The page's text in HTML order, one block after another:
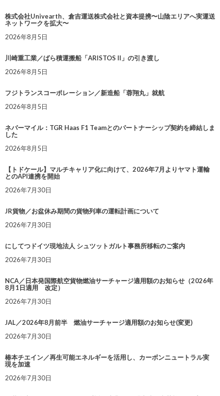
株式会社Univearth、倉吉運送株式会社と資本提携〜山陰エリアへ実運送
ネットワークを拡大〜
2026年8月5日
川崎重工業／ばら積運搬船「ARISTOS II」の引き渡し
2026年8月5日
フジトランスコーポレーション／新造船「蓉翔丸」就航
2026年8月5日
ネバーマイル：TGR Haas F1 Teamとのパートナーシップ契約を締結しま
した
2026年8月5日
【トドケール】マルチキャリア化に向けて、2026年7月よりヤマト運輸
とのAPI連携を開始
2026年7月30日
JR貨物／お盆休み期間の貨物列車の運転計画について
2026年7月30日
にしてつドイツ現地法人 シュツットガルト事務所移転のご案内
2026年7月30日
NCA／日本発国際航空貨物燃油サーチャージ適用額のお知らせ（2026年
8月1日適用 改定）
2026年7月30日
JAL／2026年8月前半 燃油サーチャージ適用額のお知らせ(変更)
2026年7月30日
椿本チエイン／再生可能エネルギーを活用し、カーボンニュートラル実
現を加速
2026年7月30日